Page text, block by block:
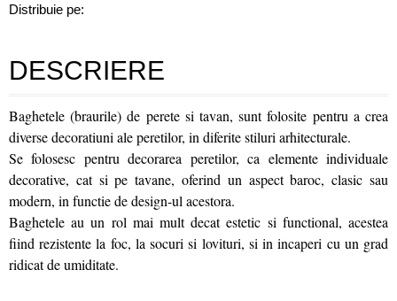
Distribuie pe:
DESCRIERE
Baghetele (braurile) de perete si tavan, sunt folosite pentru a crea
diverse decoratiuni ale peretilor, in diferite stiluri arhitecturale.
Se folosesc pentru decorarea peretilor, ca elemente individuale
decorative, cat si pe tavane, oferind un aspect baroc, clasic sau
modern, in functie de design-ul acestora.
Baghetele au un rol mai mult decat estetic si functional, acestea
fiind rezistente la foc, la socuri si lovituri, si in incaperi cu un grad
ridicat de umiditate.